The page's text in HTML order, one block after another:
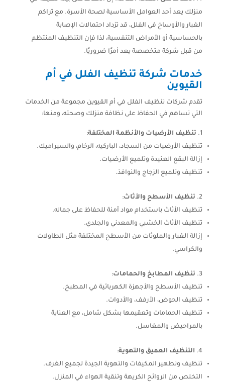
منزلك يعد أحد العوامل الأساسية لصحة الأسرة. مع تراكم
الغبار والأوساخ في الفلل، قد تزداد احتمالات الإصابة
بالحساسية أو الأمراض التنفسية، لذا فإن التنظيف المنتظم
من قبل شركة متخصصة يعد أمرًا ضروريًا.
خدمات شركة تنظيف الفلل في أم
القيوين
تقدم شركات تنظيف الفلل في أم القيوين مجموعة من الخدمات
التي تساهم في الحفاظ على نظافة منزلك وصحته، ومنها:
تنظيف الأرضيات والأنظمة المختلفة:
تنظيف الأرضيات من السجاد، الباركيه، الرخام، والسيراميك.
إزالة البقع العنيدة وتلميع الأرضيات.
تنظيف وتلميع الزجاج والنوافذ.
تنظيف الأسطح والأثاث:
تنظيف الأثاث باستخدام مواد آمنة للحفاظ على جماله.
تنظيف الأثاث الخشبي والمعدني والجلدي.
إزالة الغبار والملوثات من الأسطح المختلفة مثل الطاولات
والكراسي.
تنظيف المطابخ والحمامات:
تنظيف الأسطح والأجهزة الكهربائية في المطبخ.
تنظيف الحوض، الأرفف، والأدوات.
تنظيف الحمامات وتعقيمها بشكل شامل، مع العناية
بالمراحيض والمغاسل.
التنظيف العميق والتهوية:
تنظيف وتطهير المكيفات والتهوية الجيدة لجميع الغرف.
التخلص من الروائح الكريهة وتنقية الهواء في المنزل.